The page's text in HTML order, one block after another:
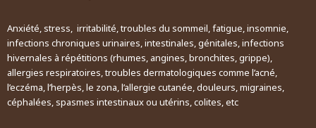
Anxiété, stress, irritabilité, troubles du sommeil, fatigue, insomnie,
infections chroniques urinaires, intestinales, génitales, infections
hivernales à répétitions (rhumes, angines, bronchites, grippe),
allergies respiratoires, troubles dermatologiques comme l’acné,
l’eczéma, l’herpès, le zona, l’allergie cutanée, douleurs, migraines,
céphalées, spasmes intestinaux ou utérins, colites, etc